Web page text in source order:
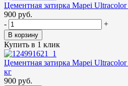
Цементная затирка Mapei
900 руб.
-
+
В корзину
Купить в 1 клик
Цементная затирка Mapei
кг
900 руб.